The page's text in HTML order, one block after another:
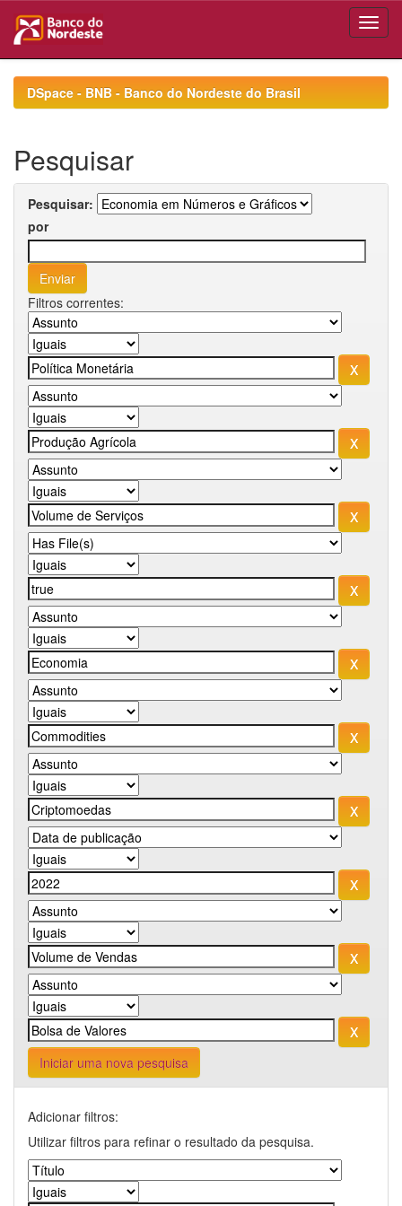
navigationDSpace - BNB - Banco do Nordeste do Brasil
Pesquisar
Pesquisar:
por
Filtros correntes:
Iniciar uma nova pesquisa
Adicionar filtros:
Utilizar filtros para refinar o resultado da pesquisa.